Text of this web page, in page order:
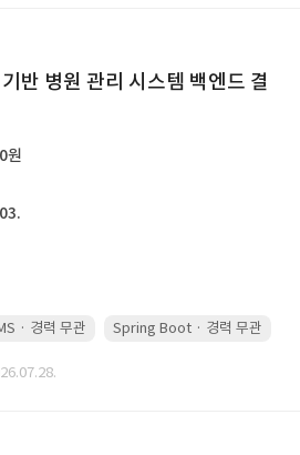
병원 관리 시스템 백엔드 결
원
· 경력 무관 Spring Boot · 경력 무관